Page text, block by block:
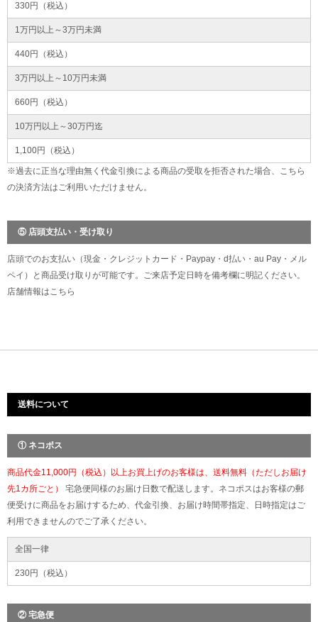
330円（税込）
1万円以上～3万円未満
440円（税込）
3万円以上～10万円未満
660円（税込）
10万円以上～30万円迄
1,100円（税込）
※過去に正当な理由無く代金引換による商品の受取を拒否された場合、こちら
の決済方法はご利用いただけません。
⑤ 店頭支払い・受け取り
店頭でのお支払い（現金・クレジットカード・Paypay・d払い・au Pay・メル
ペイ）と商品受け取りが可能です。ご来店予定日時を備考欄に明記ください。
店舗情報はこちら
送料について
① ネコポス
商品代金11,000円（税込）以上お買上げのお客様は、送料無料（ただしお届け
先1カ所ごと） 宅急便同様のお届け日数で配送します。ネコポスはお客様の郵
便受けに商品をお届けするため、代金引換、お届け時間帯指定、日時指定はご
利用できませんのでご了承ください。
全国一律
230円（税込）
② 宅急便